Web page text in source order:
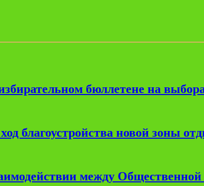
бюллетене на
благоустройства новой зоны
между